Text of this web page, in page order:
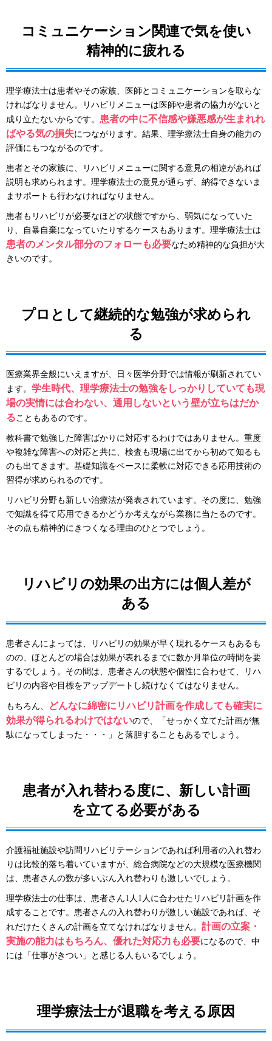
コミュニケーション関連で気を使い
精神的に疲れる
理学療法士は患者やその家族、医師とコミュニケーションを取らな
ければなりません。リハビリメニューは医師や患者の協力がないと
成り立たないからです。 患者の中に不信感や嫌悪感が生まれれ
ばやる気の損失につながります。結果、理学療法士自身の能力の
評価にもつながるのです。
患者とその家族に、リハビリメニューに関する意見の相違があれば
説明も求められます。理学療法士の意見が通らず、納得できないま
まサポートも行わなければなりません。
患者もリハビリが必要なほどの状態ですから、弱気になっていた
り、自暴自棄になっていたりするケースもあります。理学療法士は
患者のメンタル部分のフォローも必要なため精神的な負担が大
きいのです。
プロとして継続的な勉強が求められ
る
医療業界全般にいえますが、日々医学分野では情報が刷新されてい
ます。 学生時代、理学療法士の勉強をしっかりしていても現
場の実情には合わない、通用しないという壁が立ちはだか
ることもあるのです。
教科書で勉強した障害ばかりに対応するわけではありません。重度
や複雑な障害への対応と共に、検査も現場に出てから初めて知るも
のも出てきます。基礎知識をベースに柔軟に対応できる応用技術の
習得が求められるのです。
リハビリ分野も新しい治療法が発表されています。その度に、勉強
で知識を得て応用できるかどうか考えながら業務に当たるのです。
その点も精神的にきつくなる理由のひとつでしょう。
リハビリの効果の出方には個人差が
ある
患者さんによっては、リハビリの効果が早く現れるケースもあるも
のの、ほとんどの場合は効果が表れるまでに数か月単位の時間を要
するでしょう。その間は、患者さんの状態や個性に合わせて、リハ
ビリの内容や目標をアップデートし続けなくてはなりません。
もちろん、
どんなに綿密にリハビリ計画を作成しても確実に
効果が得られるわけではないので、「せっかく立てた計画が無
駄になってしまった・・・」と落胆することもあるでしょう。
患者が入れ替わる度に、新しい計画
を立てる必要がある
介護福祉施設や訪問リハビリテーションであれば利用者の入れ替わ
りは比較的落ち着いていますが、総合病院などの大規模な医療機関
は、患者さんの数が多いぶん入れ替わりも激しいでしょう。
理学療法士の仕事は、患者さん1人1人に合わせたリハビリ計画を作
成することです。患者さんの入れ替わりが激しい施設であれば、そ
れだけたくさんの計画を立てなければなりません。 計画の立案・
実施の能力はもちろん、優れた対応力も必要になるので、中
には「仕事がきつい」と感じる人もいるでしょう。
理学療法士が退職を考える原因